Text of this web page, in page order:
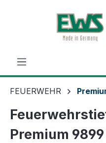
Zum Hauptinhalt springen
FEUERWEHR
Premium 9899